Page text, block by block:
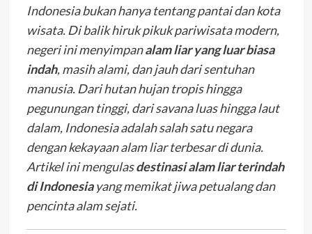
Indonesia bukan hanya tentang pantai dan kota
wisata. Di balik hiruk pikuk pariwisata modern,
negeri ini menyimpanalam liar yang luar biasa
indah, masih alami, dan jauh dari sentuhan
manusia. Dari hutan hujan tropis hingga
pegunungan tinggi, dari savana luas hingga laut
dalam, Indonesia adalah salah satu negara
dengan kekayaan alam liar terbesar di dunia.
Artikel ini mengulasdestinasi alam liar terindah
di Indonesiayang memikat jiwa petualang dan
pencinta alam sejati.